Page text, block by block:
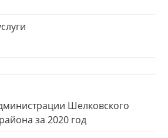
Шелковского
за 2020 год